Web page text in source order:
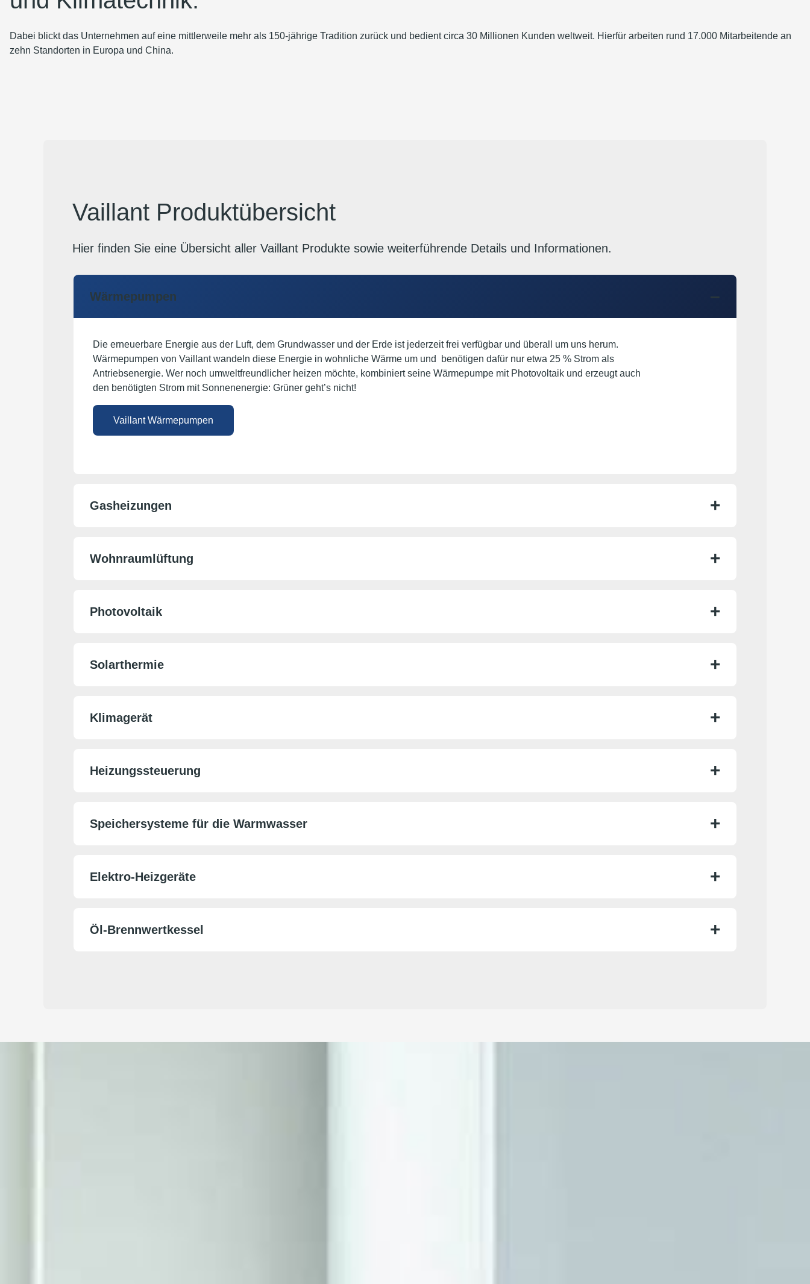
Dabei blickt das Unternehmen auf eine mittlerweile mehr als 150-jährige Tradition zurück und bedient circa 30 Millionen Kunden weltweit. Hierfür arbeiten rund 17.000 Mitarbeitende an
zehn Standorten in Europa und China.
Vaillant Produktübersicht
Hier finden Sie eine Übersicht aller Vaillant Produkte sowie weiterführende Details und Informationen.
Wärmepumpen
Die erneuerbare Energie aus der Luft, dem Grundwasser und der Erde ist jederzeit frei verfügbar und überall um uns herum.
Wärmepumpen von Vaillant wandeln diese Energie in wohnliche Wärme um und benötigen dafür nur etwa 25 % Strom als
Antriebsenergie. Wer noch umweltfreundlicher heizen möchte, kombiniert seine Wärmepumpe mit Photovoltaik und erzeugt auch
den benötigten Strom mit Sonnenenergie: Grüner geht’s nicht!
Vaillant Wärmepumpen
Gasheizungen
Wohnraumlüftung
Photovoltaik
Solarthermie
Klimagerät
Heizungssteuerung
Speichersysteme für die Warmwasser
Elektro-Heizgeräte
Öl-Brennwertkessel